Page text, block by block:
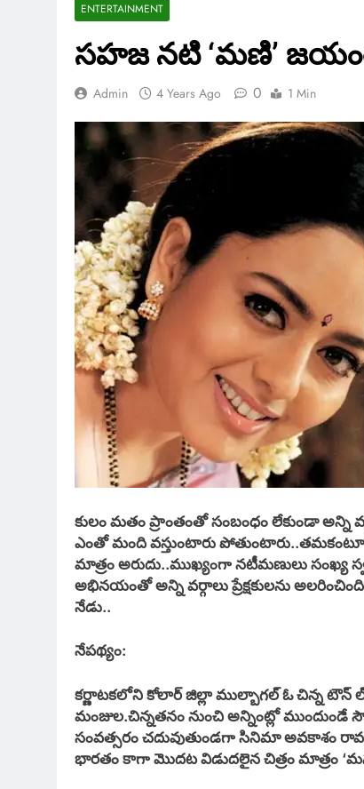
ENTERTAINMENT
సహజ నటి ‘మణి’
Admin 4 Years Ago 0 1 Min
కులం మతం ప్రాంతంతో సంబంధం లేకుండా అన్ని
ఎంతో మంది వస్తుంటారు పోతుంటారు..తమకంటూ
మాత్రం అరుదు..ముఖ్యంగా నటీమణులు సంఖ్య
అభినయంతో అన్ని వర్గాలు ప్రేక్షకులను
నేడు..
నేపథ్యం:
కర్ణాటకలోని కోలార్ జిల్లా ముల్బాగల్ ఓ చిన్న టౌన్ ల్
మంజుల.చిన్నతనం నుంచి అన్నింట్లో
సంవత్సరం చదువుతుండగా సినిమా అవకాశం
భారతం కాగా మొదట విడుదలైన చిత్రం మాత్రం